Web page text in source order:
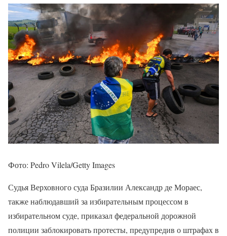
Фото: Pedro Vilela/Getty Images
Судья Верховного суда Бразилии Александр де Мораес,
также наблюдавший за избирательным процессом в
избирательном суде, приказал федеральной дорожной
полиции заблокировать протесты, предупредив о штрафах в